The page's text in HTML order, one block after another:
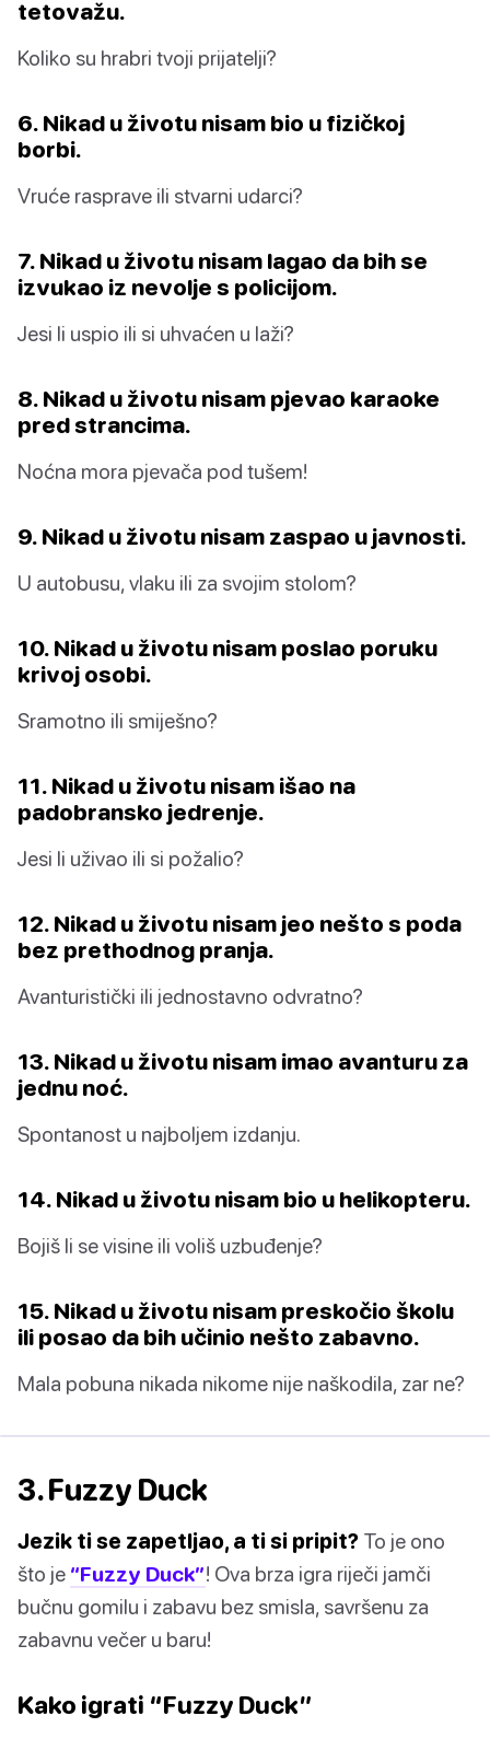
tetovažu.
Koliko su hrabri tvoji prijatelji?
6. Nikad u životu nisam bio u fizičkoj
borbi.
Vruće rasprave ili stvarni udarci?
7. Nikad u životu nisam lagao da bih se
izvukao iz nevolje s policijom.
Jesi li uspio ili si uhvaćen u laži?
8. Nikad u životu nisam pjevao karaoke
pred strancima.
Noćna mora pjevača pod tušem!
9. Nikad u životu nisam zaspao u javnosti.
U autobusu, vlaku ili za svojim stolom?
10. Nikad u životu nisam poslao poruku
krivoj osobi.
Sramotno ili smiješno?
11. Nikad u životu nisam išao na
padobransko jedrenje.
Jesi li uživao ili si požalio?
12. Nikad u životu nisam jeo nešto s poda
bez prethodnog pranja.
Avanturistički ili jednostavno odvratno?
13. Nikad u životu nisam imao avanturu za
jednu noć.
Spontanost u najboljem izdanju.
14. Nikad u životu nisam bio u helikopteru.
Bojiš li se visine ili voliš uzbuđenje?
15. Nikad u životu nisam preskočio školu
ili posao da bih učinio nešto zabavno.
Mala pobuna nikada nikome nije naškodila, zar ne?
3. Fuzzy Duck
Jezik ti se zapetljao, a ti si pripit? To je ono
što je “Fuzzy Duck”! Ova brza igra riječi jamči
bučnu gomilu i zabavu bez smisla, savršenu za
zabavnu večer u baru!
Kako igrati “Fuzzy Duck”